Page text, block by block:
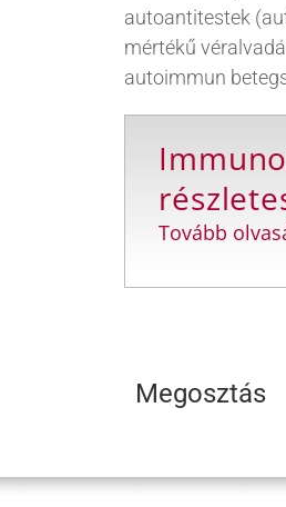
autoantitestek
mértékű
autoimmun
Tovább
Megosztás